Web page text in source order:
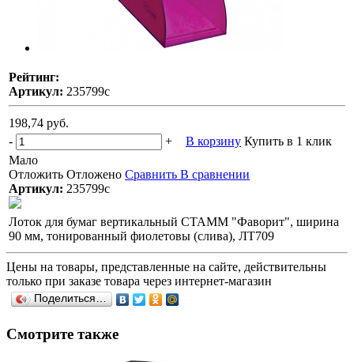
Рейтинг:
Артикул: 235799с
198,74 руб.
-
+ В корзину Купить в 1 клик
Мало
Отложить Отложено Сравнить В сравнении
Артикул: 235799с
Лоток для бумаг вертикальный СТАММ "Фаворит", ширина
90 мм, тонированный фиолетовы (слива), ЛТ709
Цены на товары, представленные на сайте, действительны
только при заказе товара через интернет-магазин
Поделиться…
Смотрите также